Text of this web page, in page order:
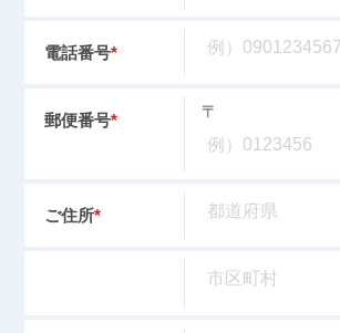
電話番号*
郵便番号* 〒
ご住所*